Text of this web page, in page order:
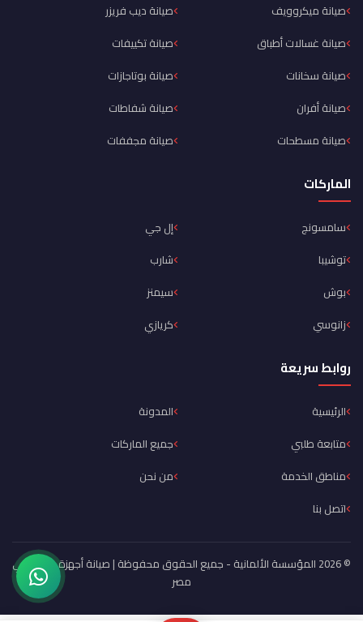
صيانة ميكروويف
صيانة ديب فريزر
صيانة غسالات أطباق
صيانة تكييفات
صيانة سخانات
صيانة بوتاجازات
صيانة أفران
صيانة شفاطات
صيانة مسطحات
صيانة مجففات
الماركات
سامسونج
إل جي
توشيبا
شارب
بوش
سيمنز
زانوسي
كريازي
روابط سريعة
الرئيسية
المدونة
متابعة طلبي
جميع الماركات
مناطق الخدمة
من نحن
اتصل بنا
© 2026 المؤسسة الألمانية - جميع الحقوق محفوظة | صيانة أجهزة منزلية في
مصر